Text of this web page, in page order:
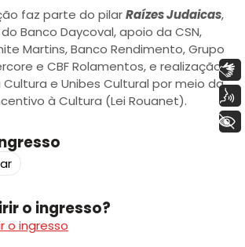
faz parte do pilarRaízes Judaicas,
Banco Daycoval, apoio da CSN,
Martins, Banco Rendimento, Grupo
e CBF Rolamentos, e realização
e Unibes Cultural por meio da
à Cultura (Lei Rouanet).
o ingresso?
o ingresso
Libras
Voz